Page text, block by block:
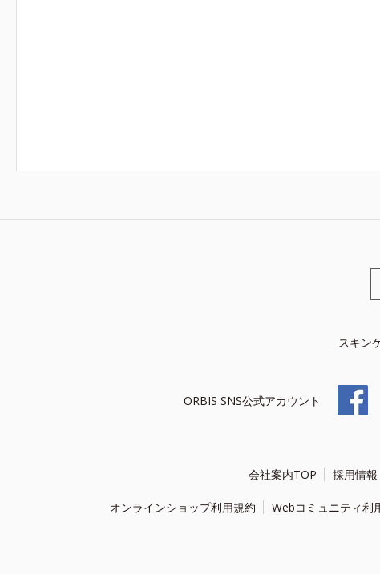
スキン
ORBIS SNS公式アカウント
会社案内TOP 採用情報
オンラインショップ利用規約 Webコミュニティ利